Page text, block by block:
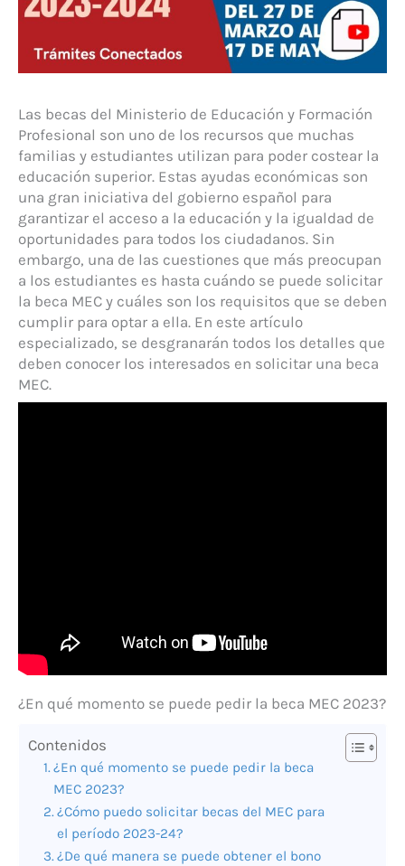
Las becas del Ministerio de Educación y Formación
Profesional son uno de los recursos que muchas
familias y estudiantes utilizan para poder costear la
educación superior. Estas ayudas económicas son
una gran iniciativa del gobierno español para
garantizar el acceso a la educación y la igualdad de
oportunidades para todos los ciudadanos. Sin
embargo, una de las cuestiones que más preocupan
a los estudiantes es hasta cuándo se puede solicitar
la beca MEC y cuáles son los requisitos que se deben
cumplir para optar a ella. En este artículo
especializado, se desgranarán todos los detalles que
deben conocer los interesados en solicitar una beca
MEC.
¿En qué momento se puede pedir la beca MEC 2023?
Contenidos
¿En qué momento se puede pedir la beca
MEC 2023?
¿Cómo puedo solicitar becas del MEC para
el período 2023-24?
¿De qué manera se puede obtener el bono